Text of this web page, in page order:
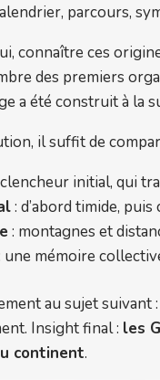
parcours,
connaître ces
des premiers
a été construit à la
il suffit de
initial, qui
: d’abord timide,
: montagnes et
une mémoire
au sujet suivant
Insight final : les
continent.